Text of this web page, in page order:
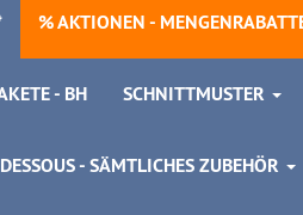
% AKTIONEN -
- BH SCHNITTMUSTER
DESSOUS - SÄMTLICHES ZUBEHÖR